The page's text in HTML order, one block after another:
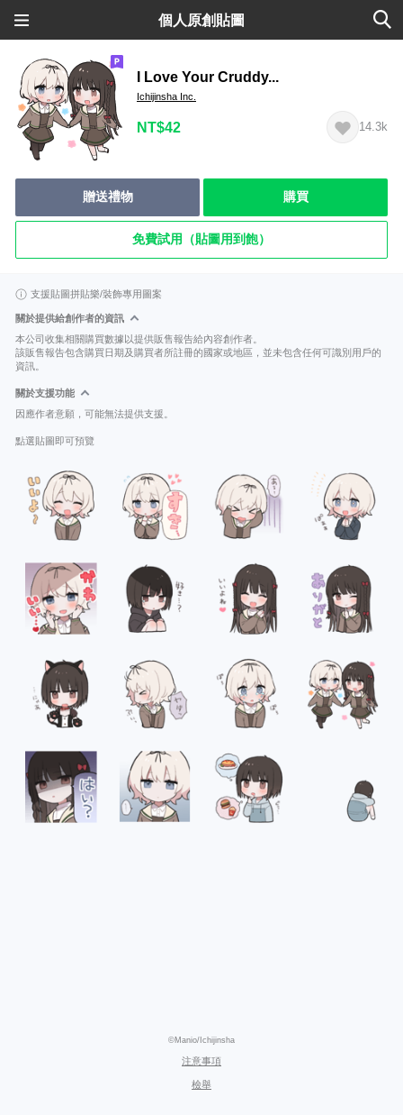
個人原創貼圖
I Love Your Cruddy...
Ichijinsha Inc.
NT$42 14.3k
贈送禮物 購買
免費試用（貼圖用到飽）
支援貼圖拼貼樂/裝飾專用圖案
關於提供給創作者的資訊
本公司收集相關購買數據以提供販售報告給內容創作者。
該販售報告包含購買日期及購買者所註冊的國家或地區，並未包含任何可識別用戶的
資訊。
關於支援功能
因應作者意願，可能無法提供支援。
點選貼圖即可預覽
©Manio/Ichijinsha
注意事項
檢舉